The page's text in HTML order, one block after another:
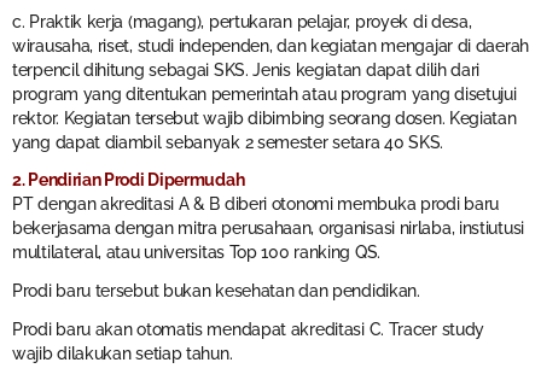
c. Praktik kerja (magang), pertukaran pelajar, proyek di desa,
wirausaha, riset, studi independen, dan kegiatan mengajar di daerah
terpencil dihitung sebagai SKS. Jenis kegiatan dapat dilih dari
program yang ditentukan pemerintah atau program yang disetujui
rektor. Kegiatan tersebut wajib dibimbing seorang dosen. Kegiatan
yang dapat diambil sebanyak 2 semester setara 40 SKS.
2. Pendirian Prodi Dipermudah
PT dengan akreditasi A & B diberi otonomi membuka prodi baru
bekerjasama dengan mitra perusahaan, organisasi nirlaba, instiutusi
multilateral, atau universitas Top 100 ranking QS.
Prodi baru tersebut bukan kesehatan dan pendidikan.
Prodi baru akan otomatis mendapat akreditasi C. Tracer study
wajib dilakukan setiap tahun.